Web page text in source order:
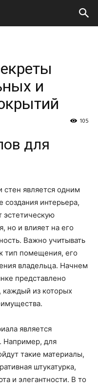
и
105
для
стен является одним
создания интерьера,
эстетическую
но и влияет на его
Важно учитывать
тип помещения, его
владельца. Начнем
представлено
каждый из которых
является
Например, для
такие материалы,
штукатурка,
и элегантности. В то